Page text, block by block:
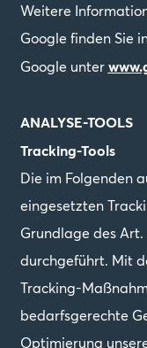
Weitere
Google finden Sie
Google unter
ANALYSE-TOOLS
Tracking-Tools
Die im Folgenden
eingesetzten
Grundlage des Art.
durchgeführt. Mit
Tracking-
bedarfsgerechte
Optimierung